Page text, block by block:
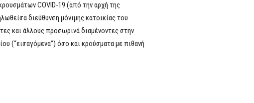
COVID-19 (από την αρχή της
διεύθυνση μόνιμης κατοικίας του
και άλλους προσωρινά διαμένοντες στην
(“εισαγόμενα”) όσο και κρούσματα με πιθανή